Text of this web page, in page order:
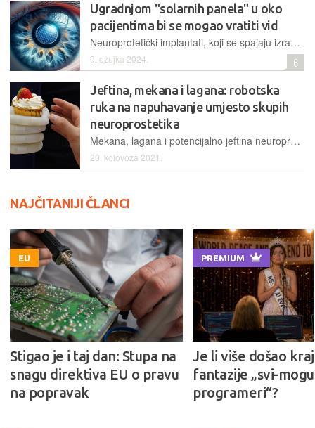
Ugradnjom "solarnih panela" u oko
pacijentima bi se mogao vratiti vid
Neuroprotetički implantati, koji se spajaju izravno na mozak, novo su područje interesa visoke medicinske tehnologije. U Australiji ih misle nadopuniti fotonaponskim panelima i ugraditi u oči
9. ožujka 2024. 6
Jeftina, mekana i lagana: robotska
ruka na napuhavanje umjesto skupih
neuroprostetika
Mekana, lagana i potencijalno jeftina neuroprotetička ruka omogućava da se svakodnevne aktivnosti obavljaju podjednako dobro, a ponekad i bolje nego s tvrdom neuroprostetikom
20. kolovoza 2021.
NAJČITANIJI ČLANCI
EU
Stigao je i taj dan: Stupa na
snagu direktiva EU o pravu
na popravak
PREMIUM
Je li više došao kraj
fantazije „svi-
programeri“?